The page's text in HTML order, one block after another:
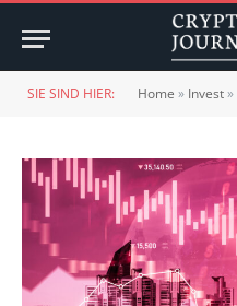
SIE SIND HIER: Home » Invest»